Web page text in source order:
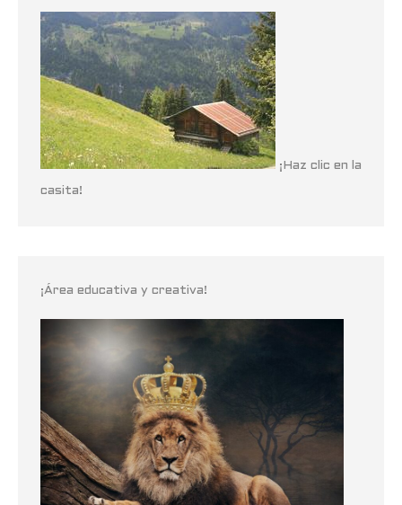
¡Haz clic en la
casita!
¡Área educativa y creativa!